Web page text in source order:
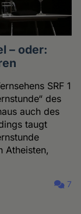
– oder:
SRF 1
des
auch des
taugt
Atheisten,
7